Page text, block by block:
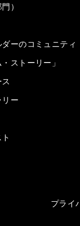
）
ーのコミュニティ
ストーリー」
リー
プライ